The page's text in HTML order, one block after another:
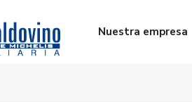
Nuestra empresa